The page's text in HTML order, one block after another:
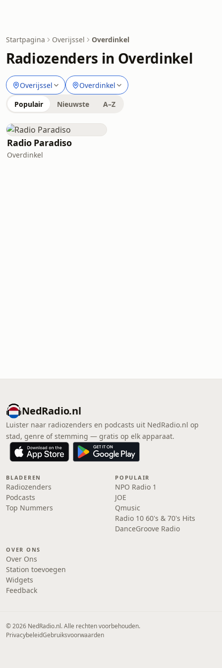
Startpagina Overijssel Overdinkel
Radiozenders in Overdinkel
Overijssel Overdinkel
Populair Nieuwste A–Z
Radio Paradiso
Overdinkel
NedRadio.nl
Luister naar radiozenders en podcasts uit NedRadio.nl op
stad, genre of stemming — gratis op elk apparaat.
BLADEREN
Radiozenders
Podcasts
Top Nummers
POPULAIR
NPO Radio 1
JOE
Qmusic
Radio 10 60's & 70's Hits
DanceGroove Radio
OVER ONS
Over Ons
Station toevoegen
Widgets
Feedback
© 2026 NedRadio.nl. Alle rechten voorbehouden.
PrivacybeleidGebruiksvoorwaarden